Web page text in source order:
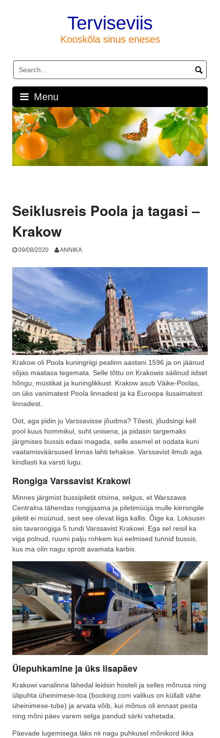
Terviseviis
Kooskõla sinus eneses
Menu
Seiklusreis Poola ja tagasi –
Krakow
09/08/2020 ANNIKA
Krakow oli Poola kuningriigi pealinn aastani 1596 ja on jäänud
sõjas maatasa tegemata. Selle tõttu on Krakowis säilinud iidset
hõngu, müstikat ja kuninglikkust. Krakow asub Väike-Poolas,
on üks vanimatest Poola linnadest ja ka Euroopa ilusaimatest
linnadest.
Oot, aga pidin ju Varssavisse jõudma? Tõesti, jõudsingi kell
pool kuus hommikul, suht unisena, ja pidasin targemaks
järgmises bussis edasi magada, selle asemel et oodata kuni
vaatamisväärsused linnas lahti tehakse. Varssavist ilmub aga
kindlasti ka varsti lugu.
Rongiga Varssavist Krakowi
Minnes järgmist bussipiletit otsima, selgus, et Warszawa
Centralna tähendas rongijaama ja piletimüüja mulle kiirrongile
piletit ei müünud, sest see olevat liiga kallis. Õige ka. Loksusin
siis tavarongiga 5 tundi Varssavist Krakowi. Ega sel reisil ka
viga polnud, ruumi palju rohkem kui eelmised tunnid bussis,
kus ma olin nagu sprott avamata karbis.
Ülepuhkamine ja üks lisapäev
Krakowi vanalinna lähedal leidsin hosteli ja selles mõnusa ning
ülipuhta üheinimese-toa (booking.com valikus on küllalt vähe
üheinimese-tube) ja arvata võib, kui mõnus oli ennast pesta
ning mõni päev varem selga pandud särki vahetada.
Päevade lugemisega läks nii nagu puhkusel mõnikord ikka